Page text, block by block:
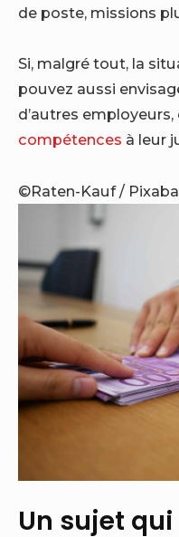
de poste, missions
Si, malgré tout, la
pouvez aussi
d’autres
compétences à leur
©Raten-Kauf /
Un sujet